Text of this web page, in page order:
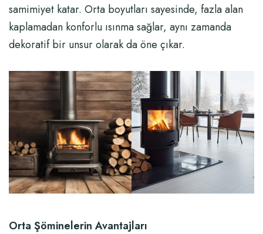
samimiyet katar. Orta boyutları sayesinde, fazla alan
kaplamadan konforlu ısınma sağlar, aynı zamanda
dekoratif bir unsur olarak da öne çıkar.
Orta Şöminelerin Avantajları